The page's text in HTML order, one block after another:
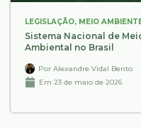
LEGISLAÇÃO, MEIO
Sistema Nacional de
Ambiental no Brasil
Por Alexandre Vidal Bento
Em 23 de maio de 2026